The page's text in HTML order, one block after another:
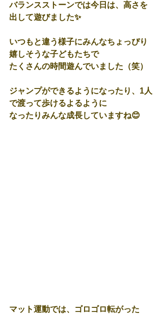
バランスストーンでは今日は、高さを
出して遊びました✨
いつもと違う様子にみんなちょっぴり
嬉しそうな子どもたちで
たくさんの時間遊んでいました（笑）
ジャンプができるようになったり、1人
で渡って歩けるよるように
なったりみんな成長していますね😊
マット運動では、ゴロゴロ転がった